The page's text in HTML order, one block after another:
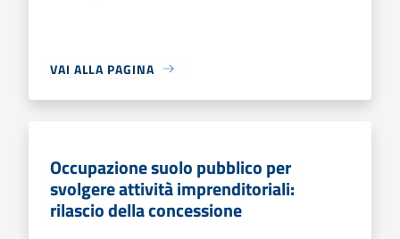
VAI ALLA PAGINA
Occupazione suolo pubblico per
svolgere attività imprenditoriali:
rilascio della concessione